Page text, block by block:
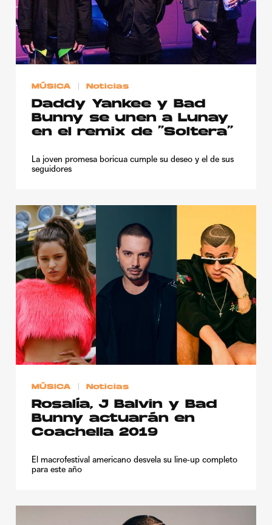
MÚSICA Noticias
Daddy Yankee y Bad
Bunny se unen a Lunay
en el remix de “Soltera”
La joven promesa boricua cumple su deseo y el de sus
seguidores
MÚSICA Noticias
Rosalía, J Balvin y Bad
Bunny actuarán en
Coachella 2019
El macrofestival americano desvela su line-up completo
para este año